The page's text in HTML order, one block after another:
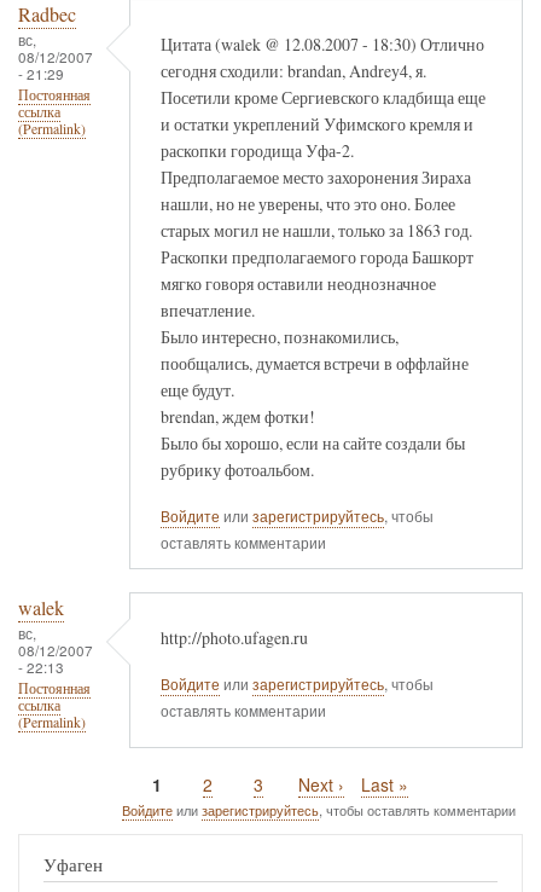
Radbec
вс,
08/12/2007
- 21:29
Постоянная
ссылка
(Permalink)
Цитата (walek @ 12.08.2007 - 18:30) Отлично
сегодня сходили: brandan, Andrey4, я.
Посетили кроме Сергиевского кладбища еще
и остатки укреплений Уфимского кремля и
раскопки городища Уфа-2.
Предполагаемое место захоронения Зираха
нашли, но не уверены, что это оно. Более
старых могил не нашли, только за 1863 год.
Раскопки предполагаемого города Башкорт
мягко говоря оставили неоднозначное
впечатление.
Было интересно, познакомились,
пообщались, думается встречи в оффлайне
еще будут.
brendan, ждем фотки!
Было бы хорошо, если на сайте создали бы
рубрику фотоальбом.
Войдите или зарегистрируйтесь, чтобы
оставлять комментарии
walek
вс,
08/12/2007
- 22:13
Постоянная
ссылка
(Permalink)
http://photo.ufagen.ru
Войдите или зарегистрируйтесь, чтобы
оставлять комментарии
страниц
Текущая
страница
1 Page
2 Page
3
Следующая
страница
Next ›
Последняя
страница
Last »
Войдитеилизарегистрируйтесь, чтобы оставлять комментарии
Уфаген